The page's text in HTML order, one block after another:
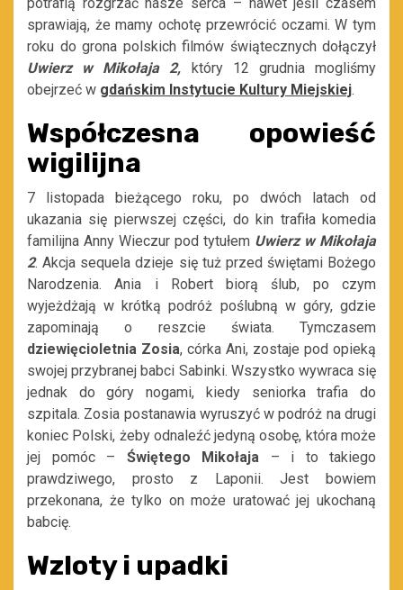
sprawiają, że mamy ochotę przewrócić oczami. W tym
roku do grona polskich filmów świątecznych dołączył
Uwierz w Mikołaja 2,
który 12 grudnia mogliśmy
obejrzeć w gdańskim Instytucie Kultury Miejskiej.
Współczesna opowieść
wigilijna
7 listopada bieżącego roku, po dwóch latach od
ukazania się pierwszej części, do kin trafiła komedia
familijna Anny Wieczur pod tytułem Uwierz w Mikołaja
2. Akcja sequela dzieje się tuż przed świętami Bożego
Narodzenia. Ania i Robert biorą ślub, po czym
wyjeżdżają w krótką podróż poślubną w góry, gdzie
zapominają o reszcie świata. Tymczasem
dziewięcioletnia Zosia, córka Ani, zostaje pod opieką
swojej przybranej babci Sabinki. Wszystko wywraca się
jednak do góry nogami, kiedy seniorka trafia do
szpitala. Zosia postanawia wyruszyć w podróż na drugi
koniec Polski, żeby odnaleźć jedyną osobę, która może
jej pomóc – Świętego Mikołaja – i to takiego
prawdziwego, prosto z Laponii. Jest bowiem
przekonana, że tylko on może uratować jej ukochaną
babcię.
Wzloty i upadki